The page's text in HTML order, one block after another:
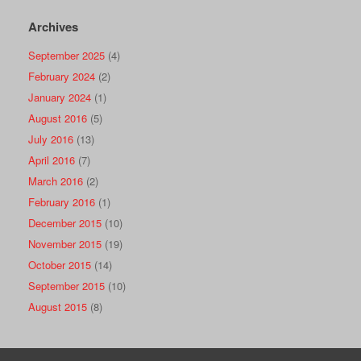
Archives
September 2025 (4)
February 2024 (2)
January 2024 (1)
August 2016 (5)
July 2016 (13)
April 2016 (7)
March 2016 (2)
February 2016 (1)
December 2015 (10)
November 2015 (19)
October 2015 (14)
September 2015 (10)
August 2015 (8)